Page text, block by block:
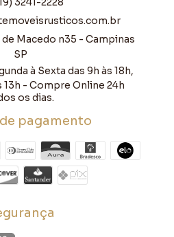
de Macedo n35 - Campinas
SP
à Sexta das 9h às 18h,
13h - Compre Online 24h
os dias.
pagamento